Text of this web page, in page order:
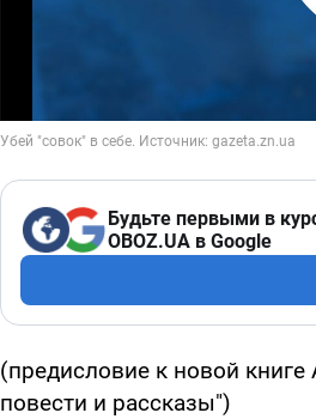
Будьте первыми в
OBOZ.UA в Google
(предисловие к новой книге
повести и рассказы")